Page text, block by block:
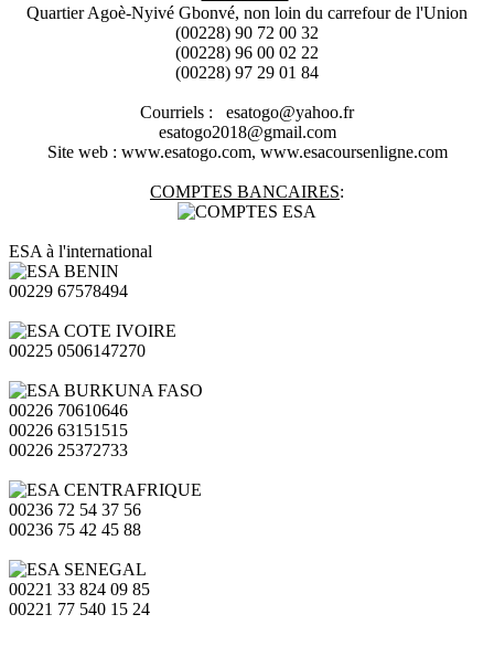
Quartier Agoè-Nyivé Gbonvé, non loin du carrefour de l'Union
(00228) 90 72 00 32
(00228) 96 00 02 22
(00228) 97 29 01 84
Courriels : esatogo@yahoo.fr
esatogo2018@gmail.com
Site web : www.esatogo.com, www.esacoursenligne.com
COMPTES BANCAIRES:
ESA à l'international
00229 67578494
00225 0506147270
00226 70610646
00226 63151515
00226 25372733
00236 72 54 37 56
00236 75 42 45 88
00221 33 824 09 85
00221 77 540 15 24